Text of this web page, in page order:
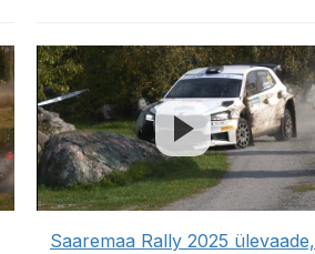
Saaremaa Rally 2025 ülevaade,